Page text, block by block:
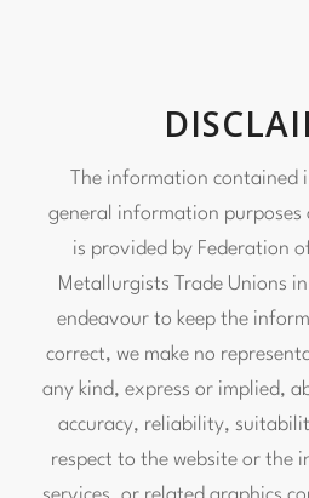
The information contained
general information
is provided by Federation
Metallurgists Trade Unions
endeavour to keep the
correct, we make no
any kind, express or implied,
accuracy, reliability,
respect to the website or the